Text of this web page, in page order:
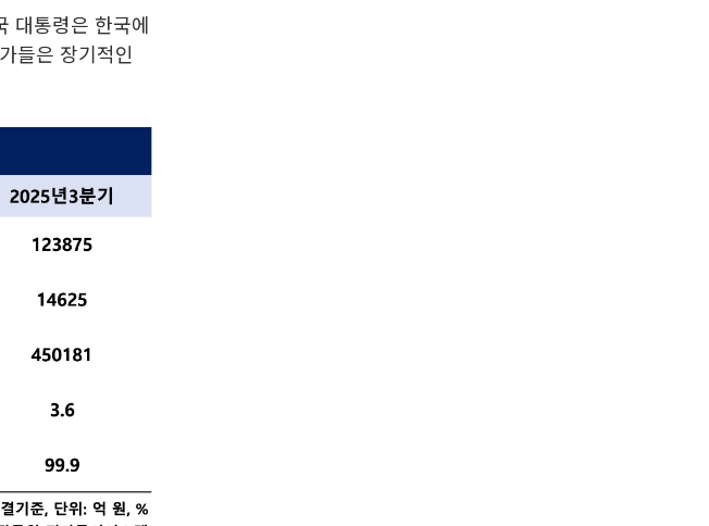
대통령은 한국에
들은 장기적인